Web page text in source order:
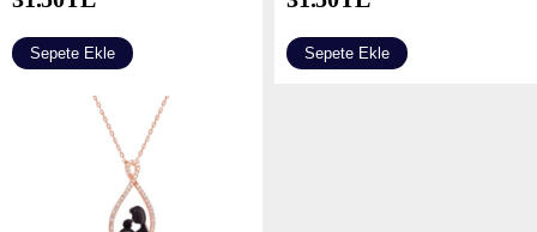
Sepete Ekle Sepete Ekle